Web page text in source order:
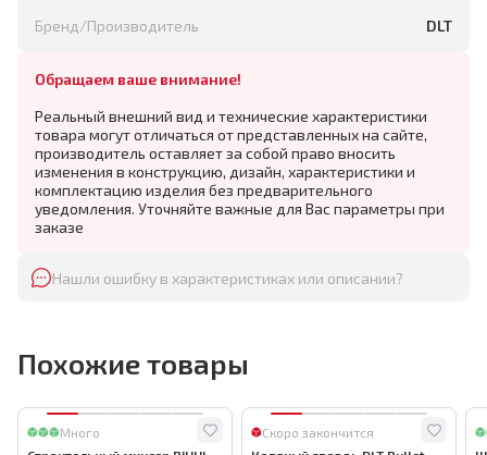
Бренд/Производитель DLT
Обращаем ваше внимание!
Реальный внешний вид и технические характеристики
товара могут отличаться от представленных на сайте,
производитель оставляет за собой право вносить
изменения в конструкцию, дизайн, характеристики и
комплектацию изделия без предварительного
уведомления. Уточняйте важные для Вас параметры при
заказе
Нашли ошибку в характеристиках или описании?
Похожие товары
Много
Скоро закончится